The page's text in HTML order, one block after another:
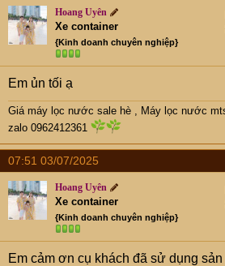
Hoang Uyên
Xe container
{Kinh doanh chuyên nghiệp}
Em ủn tối ạ
Giá máy lọc nước sale hè Máy lọc nước
zalo 0962412361
07:51 03/07/2025
Hoang Uyên
Xe container
{Kinh doanh chuyên nghiệp}
Em cảm ơn cụ khách đã sử dụng